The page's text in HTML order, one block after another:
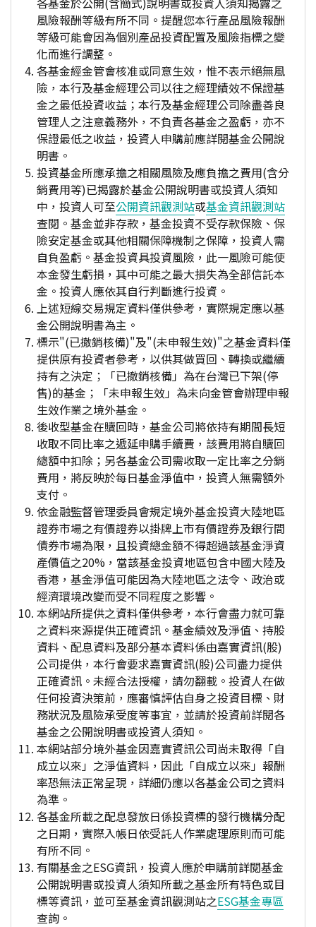
風險報酬等級有所不同。提醒您本行產品風險報酬
等級可能會因為個別產品投資配置及風險指標之變
化而進行調整。
各基金經金管會核准或同意生效，惟不表示絕無風
險，本行及基金經理公司以往之經理績效不保證基
金之最低投資收益；本行及基金經理公司除盡善良
管理人之注意義務外，不負責各基金之盈虧，亦不
保證最低之收益，投資人申購前應詳閱基金公開說
明書。
投資基金所應承擔之相關風險及應負擔之費用(含分
銷費用等)已揭露於基金公開說明書或投資人須知
中，投資人可至公開資訊觀測站或基金資訊觀測站
查閱。基金並非存款，基金投資不受存款保險、保
險安定基金或其他相關保障機制之保障，投資人需
自負盈虧。基金投資具投資風險，此一風險可能使
本金發生虧損，其中可能之最大損失為全部信託本
金。投資人應依其自行判斷進行投資。
上述短線交易規定資料僅供參考，實際規定應以基
金公開說明書為主。
標示"(已撤銷核備)"及"(未申報生效)"之基金資料僅
提供原有投資者參考，以供其做買回、轉換或繼續
持有之決定；「已撤銷核備」為在台灣已下架(停
售)的基金；「未申報生效」為未向金管會辦理申報
生效作業之境外基金。
後收型基金在贖回時，基金公司將依持有期間長短
收取不同比率之遞延申購手續費，該費用將自贖回
總額中扣除；另各基金公司需收取一定比率之分銷
費用，將反映於每日基金淨值中，投資人無需額外
支付。
依金融監督管理委員會規定境外基金投資大陸地區
證券市場之有價證券以掛牌上市有價證券及銀行間
債券市場為限，且投資總金額不得超過該基金淨資
產價值之20%，當該基金投資地區包含中國大陸及
香港，基金淨值可能因為大陸地區之法令、政治或
經濟環境改變而受不同程度之影響。
本網站所提供之資料僅供參考，本行會盡力就可靠
之資料來源提供正確資訊。基金績效及淨值、持股
資料、配息資料及部分基本資料係由嘉實資訊(股)
公司提供，本行會要求嘉實資訊(股)公司盡力提供
正確資訊。未經合法授權，請勿翻載。投資人在做
任何投資決策前，應審慎評估自身之投資目標、財
務狀況及風險承受度等事宜，並請於投資前詳閱各
基金之公開說明書或投資人須知。
本網站部分境外基金因嘉實資訊公司尚未取得「自
成立以來」之淨值資料，因此「自成立以來」報酬
率恐無法正常呈現，詳細仍應以各基金公司之資料
為準。
各基金所載之配息發放日係投資標的發行機構分配
之日期，實際入帳日依受託人作業處理原則而可能
有所不同。
有關基金之ESG資訊，投資人應於申購前詳閱基金
公開說明書或投資人須知所載之基金所有特色或目
標等資訊，並可至基金資訊觀測站之ESG基金專區
查詢。